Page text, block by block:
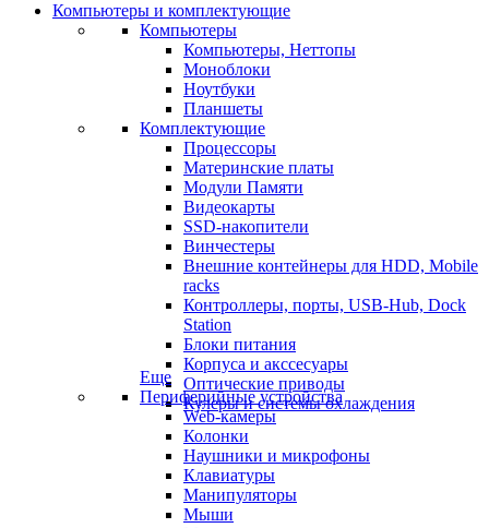
Компьютеры и комплектующие
Компьютеры
Компьютеры, Неттопы
Моноблоки
Ноутбуки
Планшеты
Комплектующие
Процессоры
Материнские платы
Модули Памяти
Видеокарты
SSD-накопители
Винчестеры
Внешние контейнеры для HDD, Mobile
racks
Контроллеры, порты, USB-Hub, Dock
Station
Блоки питания
Корпуса и акссесуары
Оптические приводы
Кулеры и системы охлаждения
Еще
Периферийные устройства
Web-камеры
Колонки
Наушники и микрофоны
Клавиатуры
Манипуляторы
Мыши